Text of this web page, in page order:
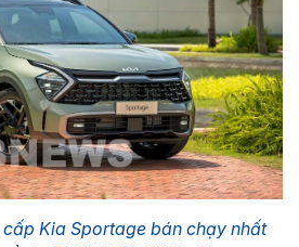
Kia Sportage bán chạy nhất